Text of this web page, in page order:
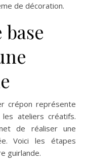
de décoration.
crépon représente
ateliers créatifs.
de réaliser une
Voici les étapes
guirlande.